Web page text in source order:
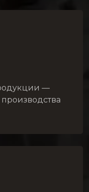
—